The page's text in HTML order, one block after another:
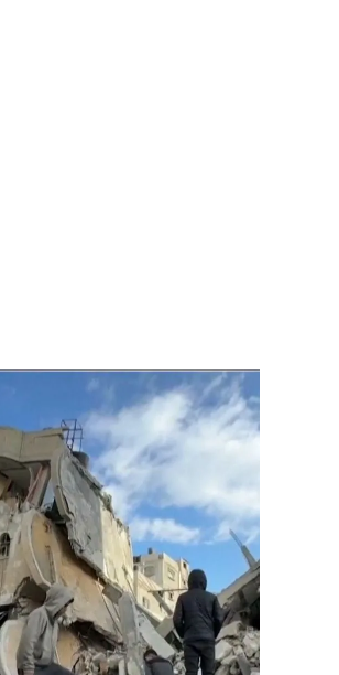
médicos
en Gaza, sobre
de niños que sufren
murió hace dos días y
ni a comida ni a
a pesar la mitad que
sumamos las
forzados. Muchos